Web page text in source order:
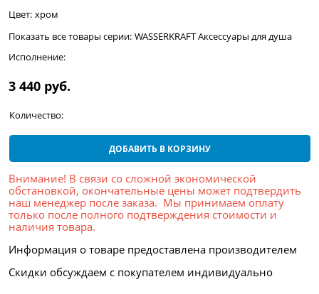
Цвет: хром
Показать все товары серии: WASSERKRAFT Аксессуары для душа
Исполнение:
3 440 руб.
Количество:
ДОБАВИТЬ В КОРЗИНУ
Внимание! В связи со сложной экономической
обстановкой, окончательные цены может подтвердить
наш менеджер после заказа. Мы принимаем оплату
только после полного подтверждения стоимости и
наличия товара.
Информация о товаре предоставлена производителем
Скидки обсуждаем с покупателем индивидуально